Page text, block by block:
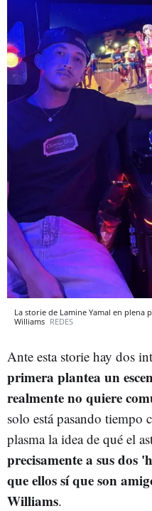
La storie de Lamine Yamal en plena
Williams REDES
Ante esta storie hay dos
primera plantea un
realmente no quiere
solo está pasando tiempo
plasma la idea de qué el
precisamente a sus dos
que ellos sí que son
Williams.